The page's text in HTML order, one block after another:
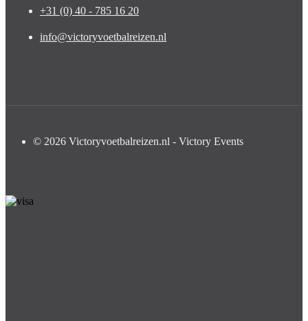
+31 (0) 40 - 785 16 20
info@victoryvoetbalreizen.nl
© 2026 Victoryvoetbalreizen.nl - Victory Events